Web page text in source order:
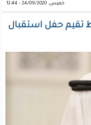
خميس, 24/09/2020 - 12:44
تقيم حفل استقبال